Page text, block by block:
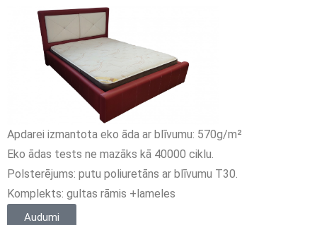
Apdarei izmantota eko āda ar blīvumu: 570g/m²
Eko ādas tests ne mazāks kā 40000 ciklu.
Polsterējums: putu poliuretāns ar blīvumu T30.
Komplekts: gultas rāmis +lameles
Audumi